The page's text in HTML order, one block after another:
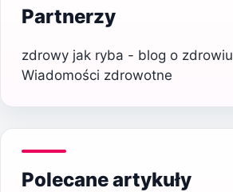
Partnerzy
zdrowy jak ryba - blog o zdrowiu
Wiadomości zdrowotne
Polecane artykuły